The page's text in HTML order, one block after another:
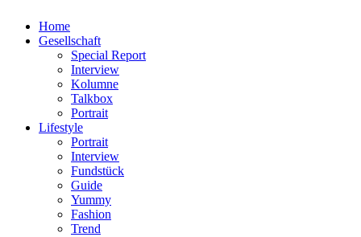
Home
Gesellschaft
Special Report
Interview
Kolumne
Talkbox
Portrait
Lifestyle
Portrait
Interview
Fundstück
Guide
Yummy
Fashion
Trend